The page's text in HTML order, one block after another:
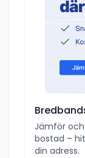
Jämför
bostad –
din adress.